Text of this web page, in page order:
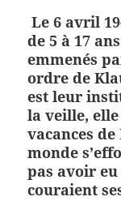
Le 6 avril
de 5 à 17
emmenés
ordre de
est leur
la veille,
vacances
monde
pas avoir
couraient